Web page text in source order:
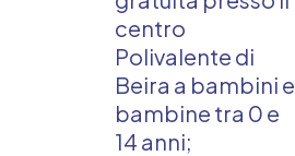
centro
Polivalente di
Beira a bambini e
bambine tra 0 e
14 anni;